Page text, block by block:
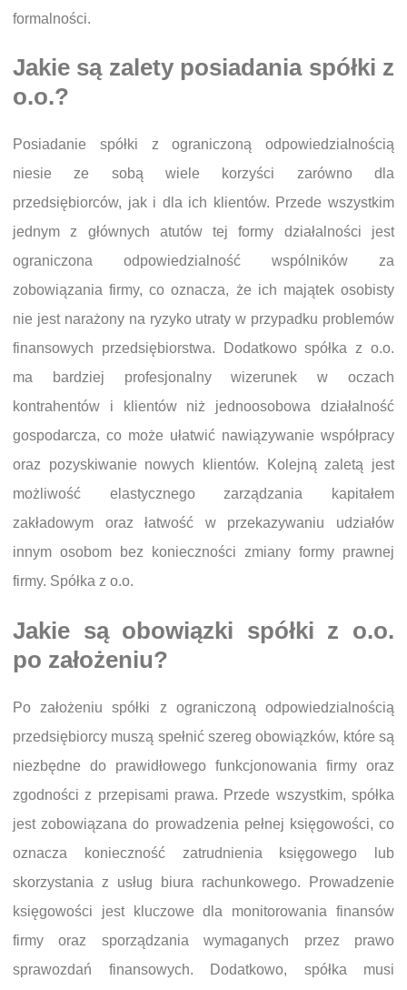
formalności.
Jakie są zalety posiadania spółki z
o.o.?
Posiadanie spółki z ograniczoną odpowiedzialnością
niesie ze sobą wiele korzyści zarówno dla
przedsiębiorców, jak i dla ich klientów. Przede wszystkim
jednym z głównych atutów tej formy działalności jest
ograniczona odpowiedzialność wspólników za
zobowiązania firmy, co oznacza, że ich majątek osobisty
nie jest narażony na ryzyko utraty w przypadku problemów
finansowych przedsiębiorstwa. Dodatkowo spółka z o.o.
ma bardziej profesjonalny wizerunek w oczach
kontrahentów i klientów niż jednoosobowa działalność
gospodarcza, co może ułatwić nawiązywanie współpracy
oraz pozyskiwanie nowych klientów. Kolejną zaletą jest
możliwość elastycznego zarządzania kapitałem
zakładowym oraz łatwość w przekazywaniu udziałów
innym osobom bez konieczności zmiany formy prawnej
firmy. Spółka z o.o.
Jakie są obowiązki spółki z o.o.
po założeniu?
Po założeniu spółki z ograniczoną odpowiedzialnością
przedsiębiorcy muszą spełnić szereg obowiązków, które są
niezbędne do prawidłowego funkcjonowania firmy oraz
zgodności z przepisami prawa. Przede wszystkim, spółka
jest zobowiązana do prowadzenia pełnej księgowości, co
oznacza konieczność zatrudnienia księgowego lub
skorzystania z usług biura rachunkowego. Prowadzenie
księgowości jest kluczowe dla monitorowania finansów
firmy oraz sporządzania wymaganych przez prawo
sprawozdań finansowych. Dodatkowo, spółka musi